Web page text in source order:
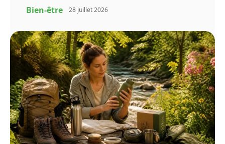
Bien-être 28 juillet 2026